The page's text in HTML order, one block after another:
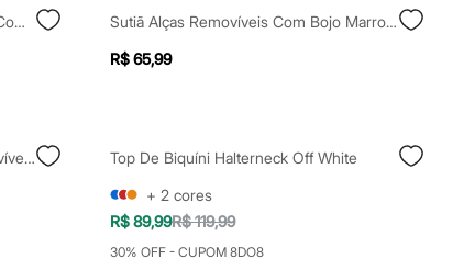
Top Tomara Que Caia Sem Costura Com Bojo Removível Preto
Sutiã Alças Removíveis Com Bojo Marrom
R$ 65,99
Sutiã Top Feminino Com Bojo Removível Micro Naked Bege
Top De Biquíni Halterneck Off White
+ 2 cores
R$ 89,99R$ 119,99
30% OFF - CUPOM 8DO8